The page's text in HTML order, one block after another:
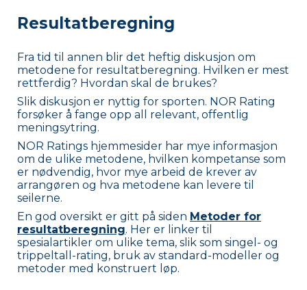
Resultatberegning
Fra tid til annen blir det heftig diskusjon om
metodene for resultatberegning. Hvilken er mest
rettferdig? Hvordan skal de brukes?
Slik diskusjon er nyttig for sporten. NOR Rating
forsøker å fange opp all relevant,offentlig
meningsytring.
NOR Ratings hjemmesider har mye informasjon
om de ulike metodene, hvilken kompetanse som
er nødvendig, hvor mye arbeidde krever av
arrangøren og hva metodene kan levere til
seilerne.
En god oversikt er gitt på siden Metoder for
resultatberegning. Her er linker til
spesialartikler om ulike tema, slik som singel- og
trippeltall-rating, bruk av standard-modeller og
metoder med konstruert løp.